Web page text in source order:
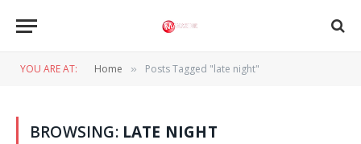
YOU ARE AT: Home » Posts Tagged "late night"
BROWSING: LATE NIGHT